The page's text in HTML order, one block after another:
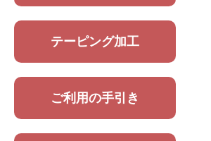
テーピング加工
ご利用の手引き